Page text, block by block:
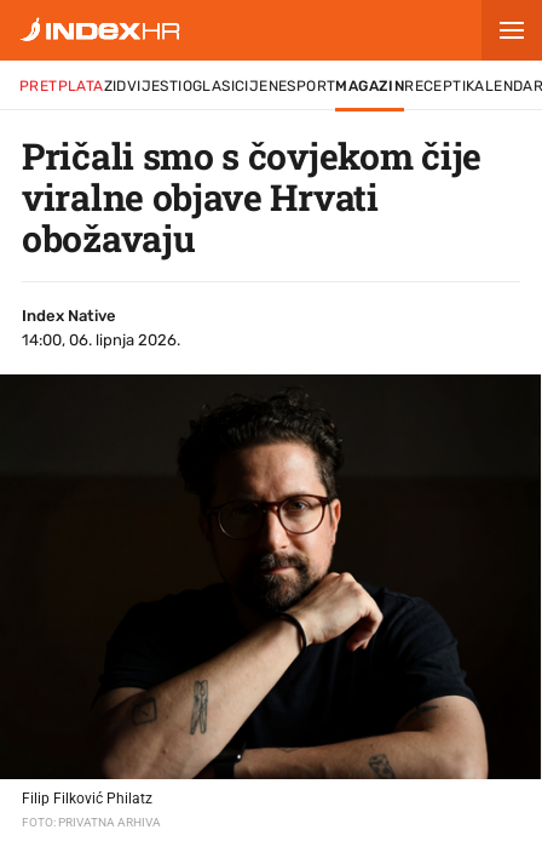
PRETPLATAZIDVIJESTIOGLASICIJENESPORTMAGAZINRECEPTI
Pričali smo s čovjekom čije
viralne objave Hrvati
obožavaju
Index Native
14:00, 06. lipnja 2026.
Filip Filković Philatz
FOTO: PRIVATNA ARHIVA